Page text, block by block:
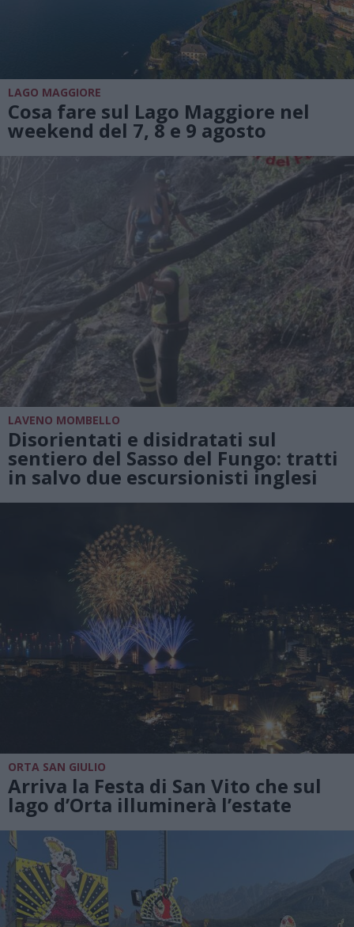
LAGO MAGGIORE
Cosa fare sul Lago Maggiore nel
weekend del 7, 8 e 9 agosto
LAVENO MOMBELLO
Disorientati e disidratati sul
sentiero del Sasso del Fungo: tratti
in salvo due escursionisti inglesi
ORTA SAN GIULIO
Arriva la Festa di San Vito che sul
lago d’Orta illuminerà l’estate